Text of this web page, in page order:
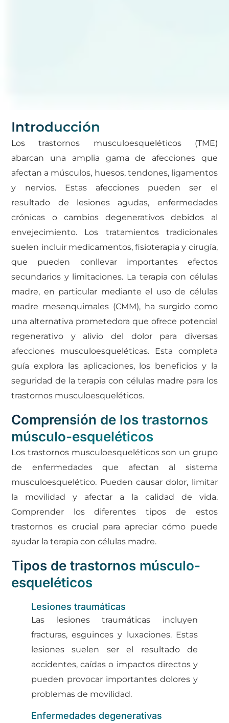
Introducción
Los trastornos musculoesqueléticos (TME)
abarcan una amplia gama de afecciones que
afectan a músculos, huesos, tendones, ligamentos
y nervios. Estas afecciones pueden ser el
resultado de lesiones agudas, enfermedades
crónicas o cambios degenerativos debidos al
envejecimiento. Los tratamientos tradicionales
suelen incluir medicamentos, fisioterapia y cirugía,
que pueden conllevar importantes efectos
secundarios y limitaciones. La terapia con células
madre, en particular mediante el uso de células
madre mesenquimales (CMM), ha surgido como
una alternativa prometedora que ofrece potencial
regenerativo y alivio del dolor para diversas
afecciones musculoesqueléticas. Esta completa
guía explora las aplicaciones, los beneficios y la
seguridad de la terapia con células madre para los
trastornos musculoesqueléticos.
Comprensión de los trastornos
músculo-esqueléticos
Los trastornos musculoesqueléticos son un grupo
de enfermedades que afectan al sistema
musculoesquelético. Pueden causar dolor, limitar
la movilidad y afectar a la calidad de vida.
Comprender los diferentes tipos de estos
trastornos es crucial para apreciar cómo puede
ayudar la terapia con células madre.
Tipos de trastornos músculo-
esqueléticos
Lesiones traumáticas
Las lesiones traumáticas incluyen
fracturas, esguinces y luxaciones. Estas
lesiones suelen ser el resultado de
accidentes, caídas o impactos directos y
pueden provocar importantes dolores y
problemas de movilidad.
Enfermedades degenerativas